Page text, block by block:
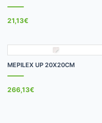
21,13€
MEPILEX UP 20X20CM
266,13€